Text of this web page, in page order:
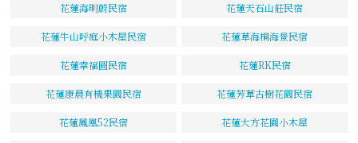
花蓮海明蔚民宿 花蓮天石山莊民宿
花蓮牛山呼庭小木屋民宿 花蓮草海桐海景民宿
花蓮幸福圓民宿 花蓮RK民宿
花蓮康晨有機果園民宿 花蓮芳草古樹花園民宿
花蓮鳳凰52民宿 花蓮大方花園小木屋